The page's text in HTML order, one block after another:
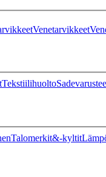
Venetarvikkeet
Tekstiilihuolto
Talomerkit&-kyltit